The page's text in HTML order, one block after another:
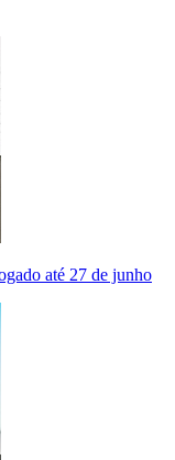
até 27 de junho